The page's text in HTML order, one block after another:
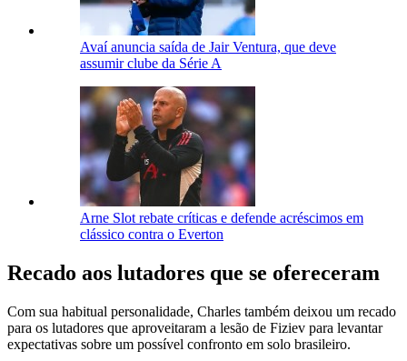
Avaí anuncia saída de Jair Ventura, que deve
assumir clube da Série A
Arne Slot rebate críticas e defende acréscimos em
clássico contra o Everton
Recado aos lutadores que se ofereceram
Com sua habitual personalidade, Charles também deixou um recado
para os lutadores que aproveitaram a lesão de Fiziev para levantar
expectativas sobre um possível confronto em solo brasileiro.